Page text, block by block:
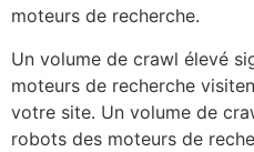
moteurs de recherche.
Un volume de crawl élevé
moteurs de recherche
votre site. Un volume de
robots des moteurs de